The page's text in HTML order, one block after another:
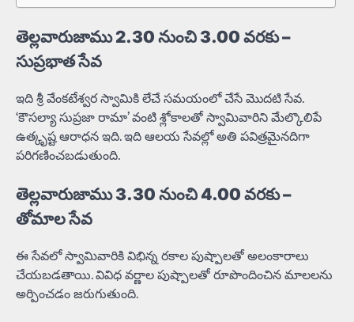
తెల్లవారుజాము 2.30 నుంచి 3.00 వరకు –
సుప్రభాత సేవ
ఇది శ్రీ వేంకటేశ్వర స్వామికి లేచే సమయంలో చేసే మొదటి సేవ.
‘కౌసల్యా సుప్రజా రామా’ వంటి శ్లోకాలతో స్వామివారిని మేల్కొలిపే
ఉత్కృష్ట ఆరాధన ఇది. ఇది ఆలయ సేవల్లో అతి పవిత్రమైనదిగా
పరిగణించబడుతుంది.
తెల్లవారుజాము 3.30 నుంచి 4.00 వరకు –
తోమాల సేవ
ఈ సేవలో స్వామివారికి విభిన్న రకాల పుష్పాలతో అలంకారాలు
చేయబడతాయి. వివిధ వర్ణాల పుష్పాలతో రూపొందించిన మాలలను
అర్పించడం జరుగుతుంది.